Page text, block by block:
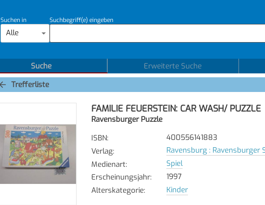
Suchen in
Alle
Suchbegriff(e) eingeben
Suche Erweiterte Suche
Trefferliste
FAMILIE FEUERSTEIN: CAR WASH/ PUZZLE
Ravensburger Puzzle
ISBN:
400556141883
Verlag:
Ravensburg : Ravensburger
Medienart:
Spiel
Erscheinungsjahr:
1997
Alterskategorie: Kinder